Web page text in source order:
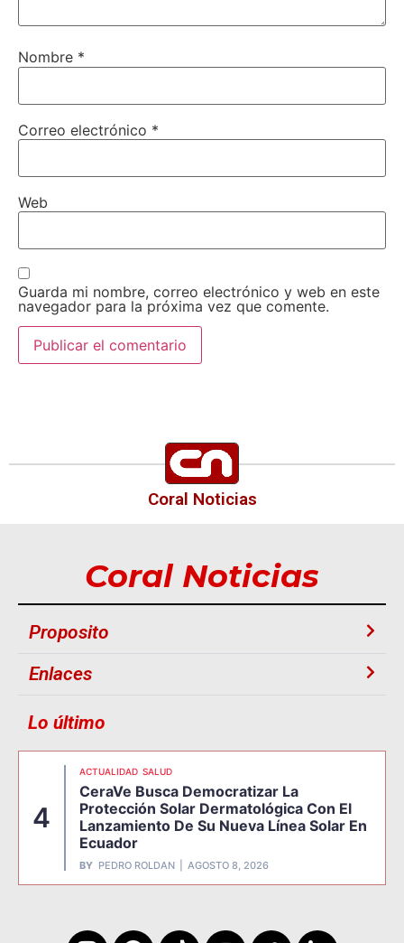
Nombre *
Correo electrónico *
Web
Guarda mi nombre, correo electrónico y web en este
navegador para la próxima vez que comente.
Coral Noticias
Coral Noticias
Proposito
Enlaces
Lo último
4
ACTUALIDAD SALUD
CeraVe Busca Democratizar La
Protección Solar Dermatológica Con El
Lanzamiento De Su Nueva Línea Solar En
Ecuador
BY PEDRO ROLDAN AGOSTO 8, 2026